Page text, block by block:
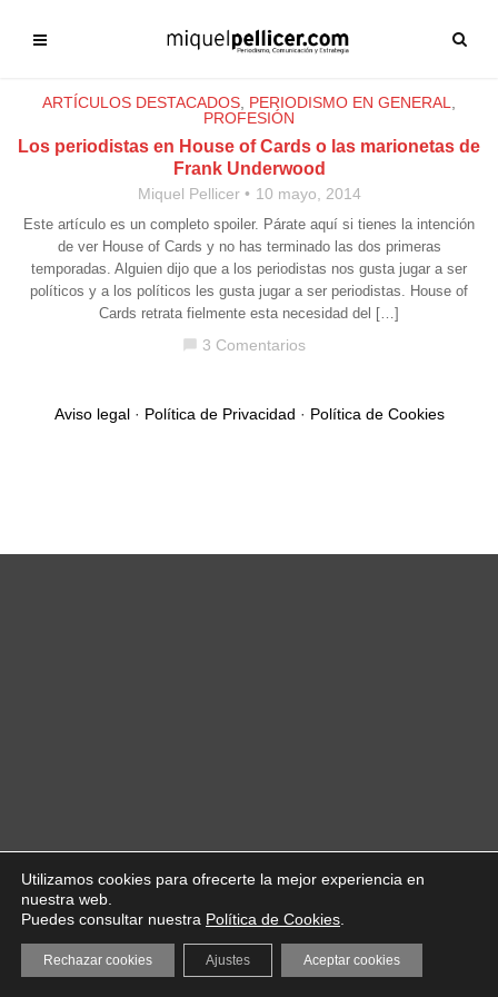
ARTÍCULOS DESTACADOS PERIODISMO EN GENERAL
PROFESIÓN
Los periodistas en House of Cards o las marionetas de
Frank Underwood
Miquel Pellicer 10 mayo, 2014
Este artículo es un completo spoiler. Párate aquí si tienes la intención
de ver House of Cards y no has terminado las dos primeras
temporadas. Alguien dijo que a los periodistas nos gusta jugar a ser
políticos y a los políticos les gusta jugar a ser periodistas. House of
Cards retrata fielmente esta necesidad del […]
chat_bubble 3 Comentarios
Aviso legal· Política de Privacidad · Política de Cookies
Utilizamos cookies para ofrecerte la mejor experiencia en
nuestra web.
Puedes consultar nuestra Política de Cookies
Aceptar cookies
Rechazar cookies Ajustes